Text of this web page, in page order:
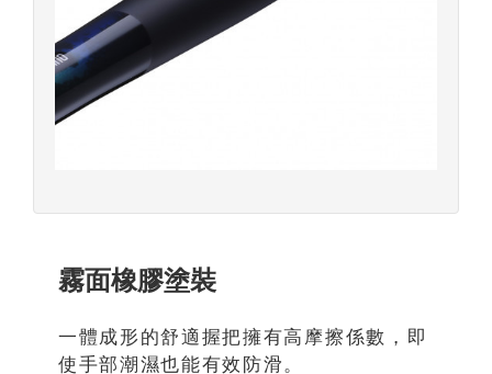
霧面橡膠塗裝
一體成形的舒適握把擁有高摩擦係數，即
使手部潮濕也能有效防滑。